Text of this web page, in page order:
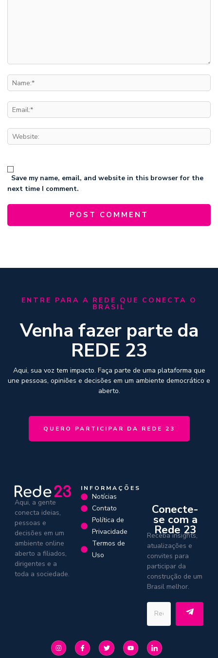
Save my name, email, and website in this browser for the
next time I comment.
ENTRE PARA A REDE QUE CONECTA O
BRASIL
Venha fazer parte da
REDE 23
Aqui, sua voz tem impacto. Faça parte de uma plataforma que
une pessoas, opiniões e decisões em um ambiente democrático e
aberto.
QUERO PARTICIPAR DA REDE 23
Aqui, a gente
conecta ideias,
pessoas e
decisões em um
ambiente online
aberto a filiados,
dirigentes e a
toda a sociedade.
INFORMAÇÕES
Notícias
Contato
Política de
Privacidade
Termos de
Uso
Conecte-
se com a
Rede 23
Receba insights,
atualizações e
convites para
participar da
construção de um
Brasil melhor.